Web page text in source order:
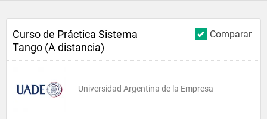
Comparar
Curso de Práctica Sistema
Tango (A distancia)
Universidad Argentina de la Empresa